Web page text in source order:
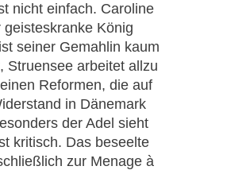
nicht einfach. Caroline
geisteskranke König
seiner Gemahlin kaum
Struensee arbeitet allzu
Reformen, die auf
in Dänemark
der Adel sieht
kritisch. Das beseelte
zur Menage à